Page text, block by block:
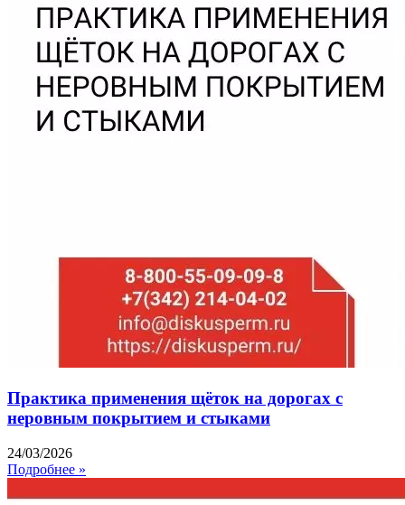
Практика применения щёток на дорогах с
неровным покрытием и стыками
24/03/2026
Подробнее »